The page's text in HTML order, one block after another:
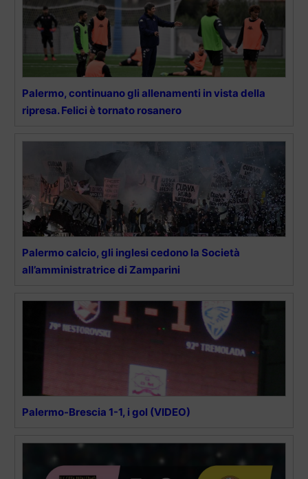
Palermo, continuano gli allenamenti in vista della
ripresa. Felici è tornato rosanero
Palermo calcio, gli inglesi cedono la Società
all’amministratrice di Zamparini
Palermo-Brescia 1-1, i gol (VIDEO)